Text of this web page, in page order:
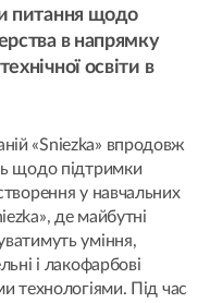
питання щодо
в напрямку
освіти в
«Sniezka» впродовж
щодо підтримки
у навчальних
де майбутні
уміння,
і лакофарбові
технологіями. Під час